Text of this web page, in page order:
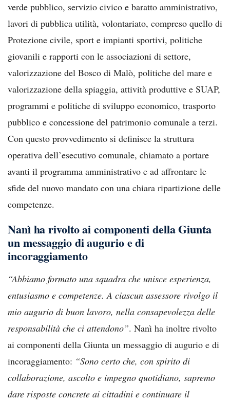
verde pubblico, servizio civico e baratto amministrativo,
lavori di pubblica utilità, volontariato, compreso quello di
Protezione civile, sport e impianti sportivi, politiche
giovanili e rapporti con le associazioni di settore,
valorizzazione del Bosco di Malò, politiche del mare e
valorizzazione della spiaggia, attività produttive e SUAP,
programmi e politiche di sviluppo economico, trasporto
pubblico e concessione del patrimonio comunale a terzi.
Con questo provvedimento si definisce la struttura
operativa dell’esecutivo comunale, chiamato a portare
avanti il programma amministrativo e ad affrontare le
sfide del nuovo mandato con una chiara ripartizione delle
competenze.
Nanì ha rivolto ai componenti della Giunta
un messaggio di augurio e di
incoraggiamento
“Abbiamo formato una squadra che unisce esperienza,
entusiasmo e competenze. A ciascun assessore rivolgo il
mio augurio di buon lavoro, nella consapevolezza delle
responsabilità che ci attendono”. Nanì ha inoltre rivolto
ai componenti della Giunta un messaggio di augurio e di
incoraggiamento: “Sono certo che, con spirito di
collaborazione, ascolto e impegno quotidiano, sapremo
dare risposte concrete ai cittadini e continuare il